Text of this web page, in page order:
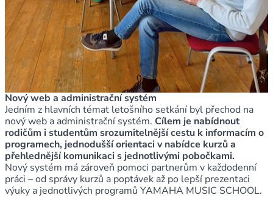
Nový web a administrační systém
Jedním z hlavních témat letošního setkání byl přechod na
nový web a administrační systém. Cílem je nabídnout
rodičům i studentům srozumitelnější cestu k informacím o
programech, jednodušší orientaci v nabídce kurzů a
přehlednější komunikaci s jednotlivými pobočkami.
Nový systém má zároveň pomoci partnerům v každodenní
práci – od správy kurzů a poptávek až po lepší prezentaci
výuky a jednotlivých programů YAMAHA MUSIC SCHOOL.